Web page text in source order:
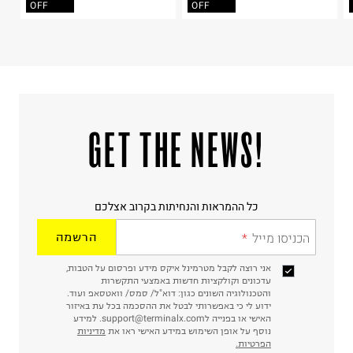
OFF
OFF
!GET THE NEWS
כל ההמראות והנחיתות בקרוב אצלכם
הכניסו מייל הרשמה
אני רוצה לקבל מטרמינל איקס מידע ופרסום על הטבות,
עדכונים וקולקציות חדשות באמצעי התקשרות
והטכנולוגיה השונים כגון: דוא"ל/ סמס/ וואטסאפ ועוד.
ידוע לי כי באפשרותי לבטל את ההסכמה בכל עת באיזור
האישי או בפנייה לsupport@terminalx.com. למידע
נוסף על אופן השימוש במידע האישי ראו את מדיניות
הפרטיות.